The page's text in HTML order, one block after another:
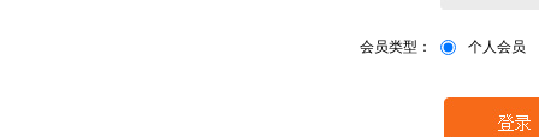
会员类型： 个人会员